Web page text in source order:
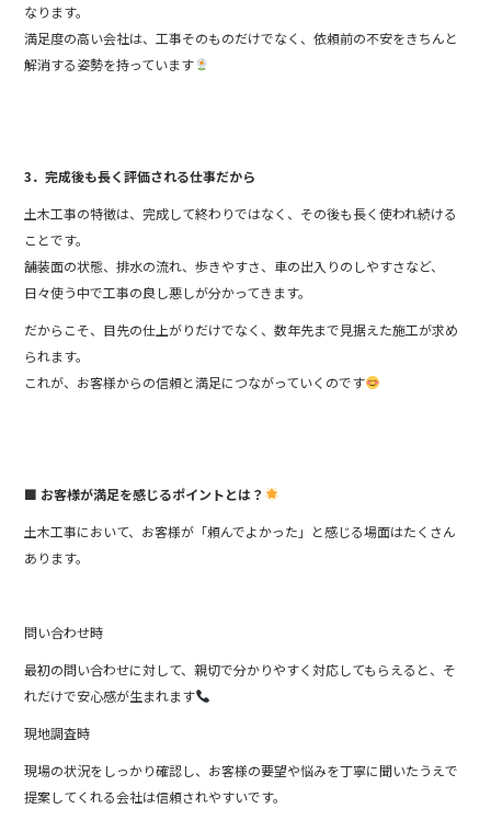
なります。
満足度の高い会社は、工事そのものだけでなく、依頼前の不安をきちんと
解消する姿勢を持っています
3．完成後も長く評価される仕事だから
土木工事の特徴は、完成して終わりではなく、その後も長く使われ続ける
ことです。
舗装面の状態、排水の流れ、歩きやすさ、車の出入りのしやすさなど、
日々使う中で工事の良し悪しが分かってきます。
だからこそ、目先の仕上がりだけでなく、数年先まで見据えた施工が求め
られます。
これが、お客様からの信頼と満足につながっていくのです
■ お客様が満足を感じるポイントとは？
土木工事において、お客様が「頼んでよかった」と感じる場面はたくさん
あります。
問い合わせ時
最初の問い合わせに対して、親切で分かりやすく対応してもらえると、そ
れだけで安心感が生まれます
現地調査時
現場の状況をしっかり確認し、お客様の要望や悩みを丁寧に聞いたうえで
提案してくれる会社は信頼されやすいです。